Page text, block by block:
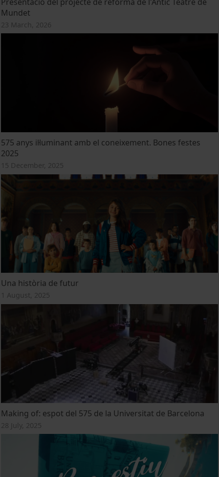
Mundet
23 March, 2026
575 anys il·luminant amb el coneixement. Bones festes
2025
15 December, 2025
Una història de futur
1 August, 2025
Making of: espot del 575 de la Universitat de Barcelona
28 July, 2025